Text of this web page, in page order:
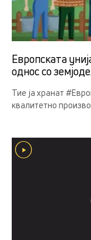
Европската
однос со
Тие ја хранат
квалитетно